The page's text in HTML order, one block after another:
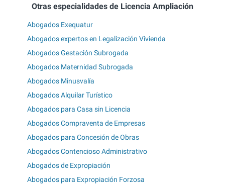
Otras especialidades de Licencia Ampliación
Abogados Exequatur
Abogados expertos en Legalización Vivienda
Abogados Gestación Subrogada
Abogados Maternidad Subrogada
Abogados Minusvalía
Abogados Alquilar Turístico
Abogados para Casa sin Licencia
Abogados Compraventa de Empresas
Abogados para Concesión de Obras
Abogados Contencioso Administrativo
Abogados de Expropiación
Abogados para Expropiación Forzosa